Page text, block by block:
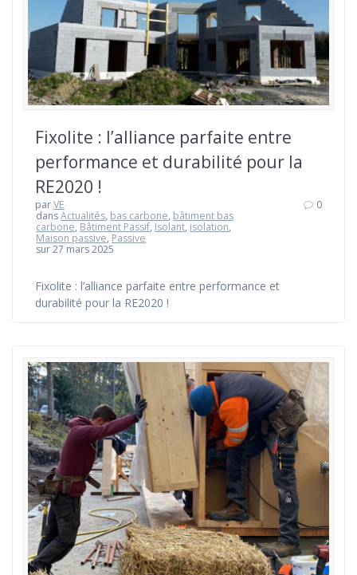
Fixolite : l’alliance parfaite entre
performance et durabilité pour la
RE2020 !
parVE
dansActualités, bas carbone, bâtiment bas
carbone, Bâtiment Passif, Isolant, isolation,
Maison passive, Passive
sur 27 mars 2025
0
Fixolite : l’alliance parfaite entre performance et
durabilité pour la RE2020 !